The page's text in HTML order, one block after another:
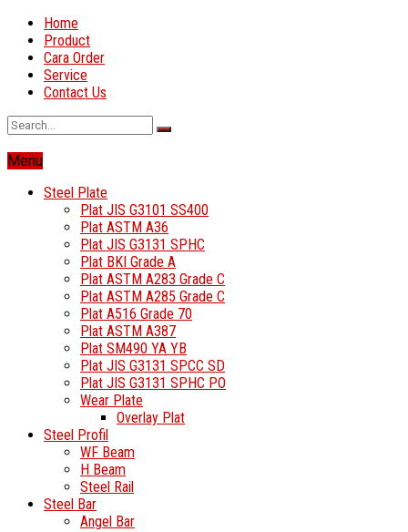
Home
Product
Cara Order
Service
Contact Us
Menu
Steel Plate
Plat JIS G3101 SS400
Plat ASTM A36
Plat JIS G3131 SPHC
Plat BKI Grade A
Plat ASTM A283 Grade C
Plat ASTM A285 Grade C
Plat A516 Grade 70
Plat ASTM A387
Plat SM490 YA YB
Plat JIS G3131 SPCC SD
Plat JIS G3131 SPHC PO
Wear Plate
Overlay Plat
Steel Profil
WF Beam
H Beam
Steel Rail
Steel Bar
Angel Bar